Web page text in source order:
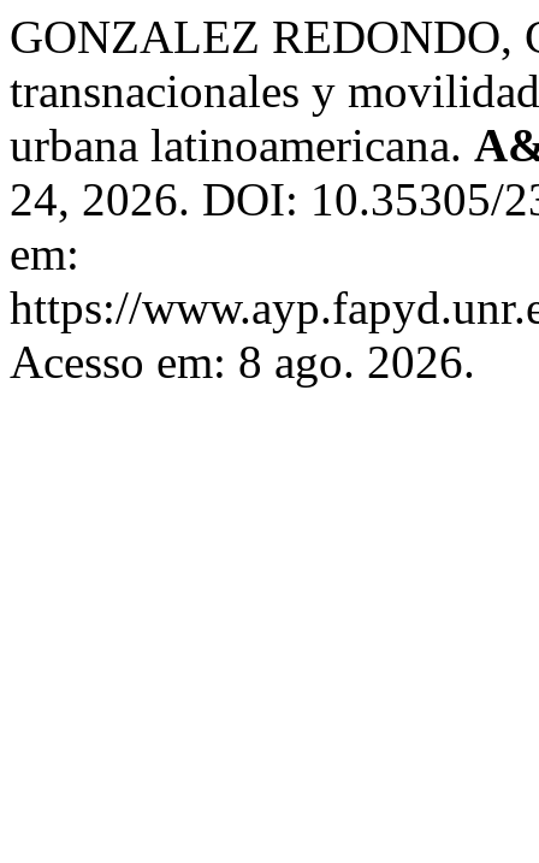
GONZALEZ REDONDO,
transnacionales y
urbana latinoamericana.
24, 2026. DOI: 10.35305/
em:
https://
Acesso em: 8 ago. 2026.